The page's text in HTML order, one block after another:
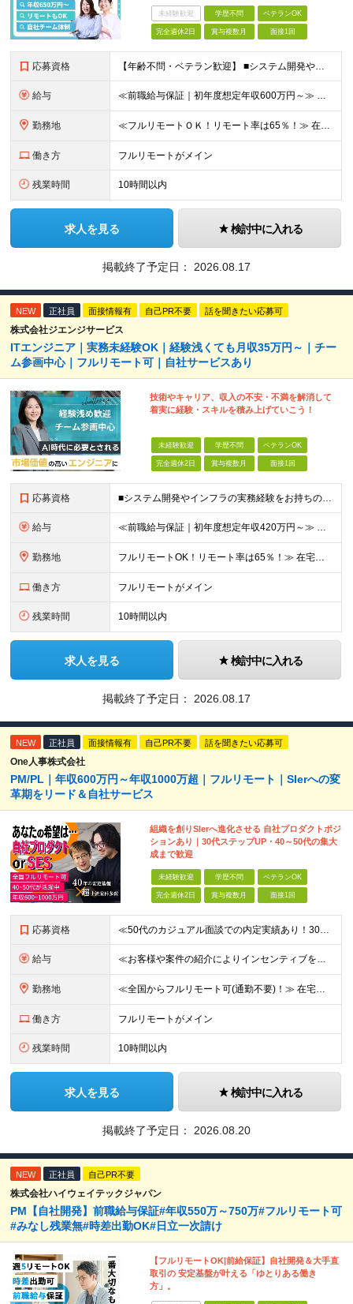
未経験歓迎 学歴不問 ベテランOK
完全週休2日 賞与複数月 面接1回
応募資格 【年齢不問・ベテラン歓迎】 ■システム開発やインフラの実務経験をお持ちの方（言語・工程・年数不問） ■学歴不問 ≪こんな方はぜひご応募ください≫ □SE経験を積んだがリーダー・PLのポジションがない
給与 ≪前職給与保証｜初年度想定年収600万円～≫ 月給45万円以上＋決算賞与＋交通費 ※スキル・経験を考慮の上、優遇します ※上記月給には固定残業代月20時間分(5万1000円以上)を含みます。超過し
勤務地 ≪フルリモートＯＫ！リモート率は65％！≫ 在宅勤務または東京・神奈川・埼玉・千葉のお客様先での勤務 ■本社 東京都港区芝2-22-15 STKビル 1F (変更の範囲)上記を除く当社関連勤務地
働き方 フルリモートがメイン
残業時間 10時間以内
求人を見る 検討中に入れる
掲載終了予定日： 2026.08.17
NEW 正社員 面接情報有 自己PR不要 話を聞きたい応募可
株式会社ジエンジサービス
ITエンジニア｜実務未経験OK｜経験浅くても月収35万円～｜チー
ム参画中心｜フルリモート可｜自社サービスあり
技術やキャリア、収入の不安・不満を解消して
着実に経験・スキルを積み上げていこう！
未経験歓迎 学歴不問 ベテランOK
完全週休2日 賞与複数月 面接1回
応募資格 ■システム開発やインフラの実務経験をお持ちの方（言語・工程・年数不問） ■学歴不問 ┗システムサポートや運用保守・テスターなど幅広い経験の方も歓迎します！ ┗独学や実務未経験者といった方からの応募も歓
給与 ≪前職給与保証｜初年度想定年収420万円～≫ 月給35万円以上＋決算賞与＋交通費 ※スキル・経験を考慮の上、優遇します ※上記月給には固定残業代月20時間分(4万5000円以上)を含みます。超過し
勤務地 フルリモートOK！リモート率は65％！≫ 在宅勤務または東京・神奈川・埼玉・千葉のお客様先での勤務 ■本社 東京都港区芝2-22-15 STKビル 1F (変更の範囲)上記を除く当社関連勤務地
働き方 フルリモートがメイン
残業時間 10時間以内
求人を見る 検討中に入れる
掲載終了予定日： 2026.08.17
NEW 正社員 面接情報有 自己PR不要 話を聞きたい応募可
One人事株式会社
PM/PL｜年収600万円～年収1000万超｜フルリモート｜SIerへの変
革期をリード＆自社サービス
組織を創りSIerへ進化させる 自社プロダクトポジ
ションあり｜30代ステップUP・40～50代の集大
成まで歓迎
未経験歓迎 学歴不問 ベテランOK
完全週休2日 賞与複数月 面接1回
応募資格 ≪50代のカジュアル面談での内定実績あり！30代〜50代活躍中≫ ■学歴不問 ■国籍不問 ■PMやPL、チームリーダー、サブリーダーなどマネジメントの経験をお持ちの方 ★「マネジメント未経験だけど今後
給与 ≪お客様や案件の紹介によりインセンティブを支給！≫ 月給40万円以上＋賞与年2回＋インセンティブ ◎経験やスキルを考慮の上、優遇します ◎上記月給は固定残業代月45時間分(月額9万1040円以上)
勤務地 ≪全国からフルリモート可(通勤不要)！≫ 在宅勤務、または首都圏を中心とするお客様先 ★転勤はありません ■本社 東京都品川区南大井6-26-2 大森ベルポートB館8F
働き方 フルリモートがメイン
残業時間 10時間以内
求人を見る 検討中に入れる
掲載終了予定日： 2026.08.20
NEW 正社員 自己PR不要
株式会社ハイウェイテックジャパン
PM【自社開発】前職給与保証#年収550万～750万#フルリモート可
#みなし残業無#時差出勤OK#日立一次請け
【フルリモートOK|前給保証】自社開発＆大手直
取引の 安定基盤が叶える「ゆとりある働き
方」。